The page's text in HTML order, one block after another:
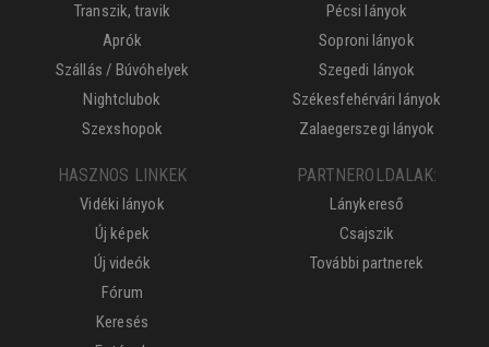
Transzik, travik
Aprók
Szállás / Búvóhelyek
Nightclubok
Szexshopok
Pécsi lányok
Soproni lányok
Szegedi lányok
Székesfehérvári lányok
Zalaegerszegi lányok
HASZNOS LINKEK
Vidéki lányok
Új képek
Új videók
Fórum
Keresés
PARTNEROLDALAK:
Lánykereső
Csajszik
További partnerek